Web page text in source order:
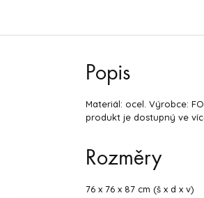
Popis
Materiál: ocel. Výrobce:
produkt je dostupný ve
Rozměry
76 x 76 x 87 cm (š x d x v)